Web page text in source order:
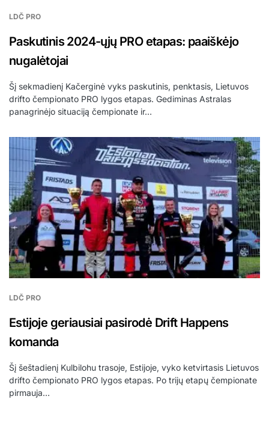
LDČ PRO
Paskutinis 2024-ųjų PRO etapas: paaiškėjo
nugalėtojai
Šį sekmadienį Kačerginė vyks paskutinis, penktasis, Lietuvos
drifto čempionato PRO lygos etapas. Gediminas Astralas
panagrinėjo situaciją čempionate ir…
LDČ PRO
Estijoje geriausiai pasirodė Drift Happens
komanda
Šį šeštadienį Kulbilohu trasoje, Estijoje, vyko ketvirtasis Lietuvos
drifto čempionato PRO lygos etapas. Po trijų etapų čempionate
pirmauja…